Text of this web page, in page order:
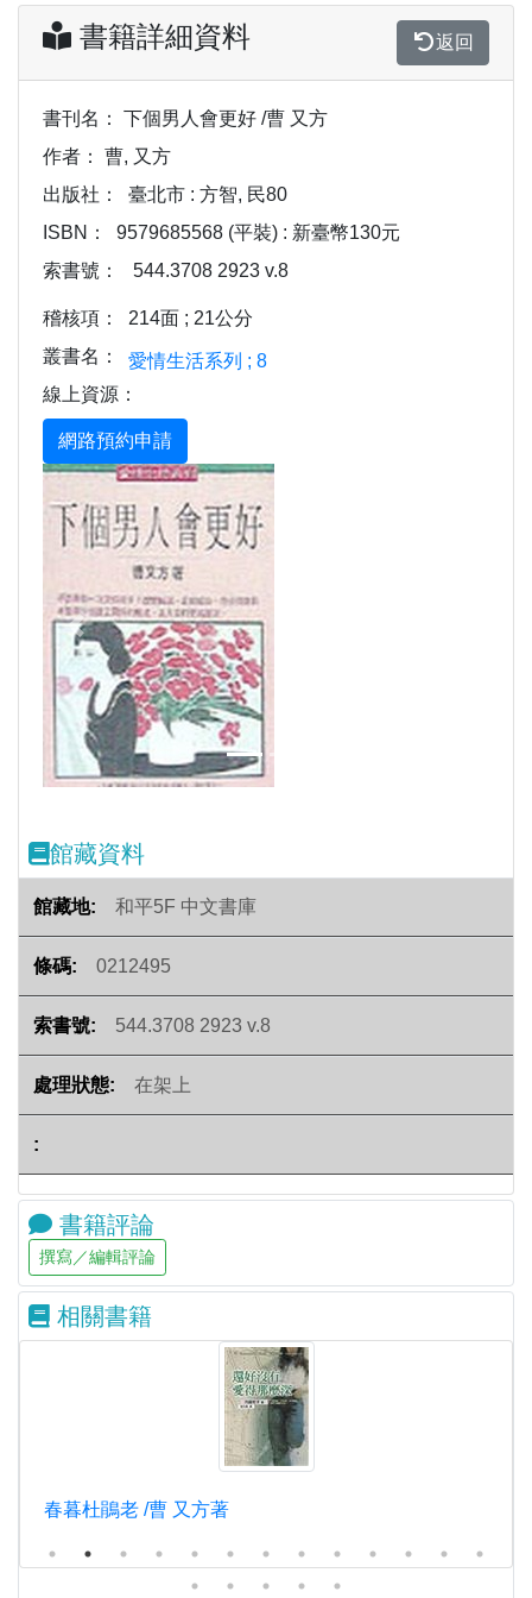
書籍詳細資料 返回
書刊名：
下個男人會更好 /曹 又方
作者：
曹, 又方
出版社：
臺北市 : 方智, 民80
ISBN：
9579685568 (平裝) : 新臺幣130元
索書號：
544.3708 2923 v.8
稽核項：
214面 ; 21公分
叢書名：
愛情生活系列 ; 8
線上資源：
Previous
館藏資料
和平5F 中文書庫
0212495
544.3708 2923 v.8
在架上
書籍評論
相關書籍
春暮杜鵑老 /曹 又方著